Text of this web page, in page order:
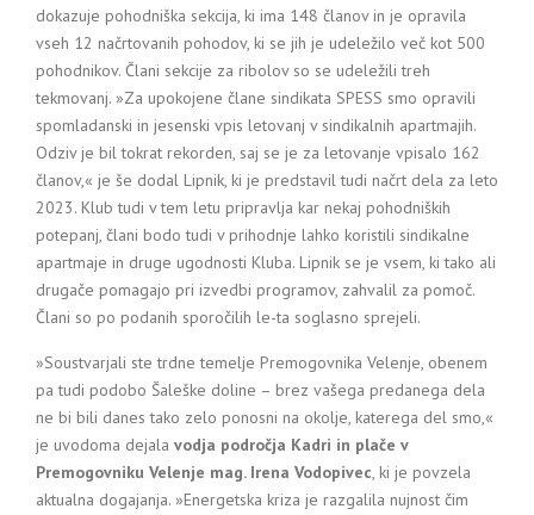
dokazuje pohodniška sekcija, ki ima 148 članov in je opravila
vseh 12 načrtovanih pohodov, ki se jih je udeležilo več kot 500
pohodnikov. Člani sekcije za ribolov so se udeležili treh
tekmovanj. »Za upokojene člane sindikata SPESS smo opravili
spomladanski in jesenski vpis letovanj v sindikalnih apartmajih.
Odziv je bil tokrat rekorden, saj se je za letovanje vpisalo 162
članov,« je še dodal Lipnik, ki je predstavil tudi načrt dela za leto
2023. Klub tudi v tem letu pripravlja kar nekaj pohodniških
potepanj, člani bodo tudi v prihodnje lahko koristili sindikalne
apartmaje in druge ugodnosti Kluba. Lipnik se je vsem, ki tako ali
drugače pomagajo pri izvedbi programov, zahvalil za pomoč.
Člani so po podanih sporočilih le-ta soglasno sprejeli.
»Soustvarjali ste trdne temelje Premogovnika Velenje, obenem
pa tudi podobo Šaleške doline – brez vašega predanega dela
ne bi bili danes tako zelo ponosni na okolje, katerega del smo,«
je uvodoma dejala vodja področja Kadri in plače v
Premogovniku Velenje mag. Irena Vodopivec, ki je povzela
aktualna dogajanja. »Energetska kriza je razgalila nujnost čim